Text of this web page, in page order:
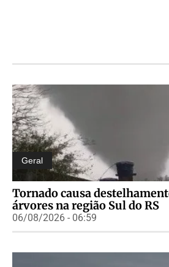
Geral
Tornado causa
árvores na região Sul do RS
06/08/2026 - 06:59